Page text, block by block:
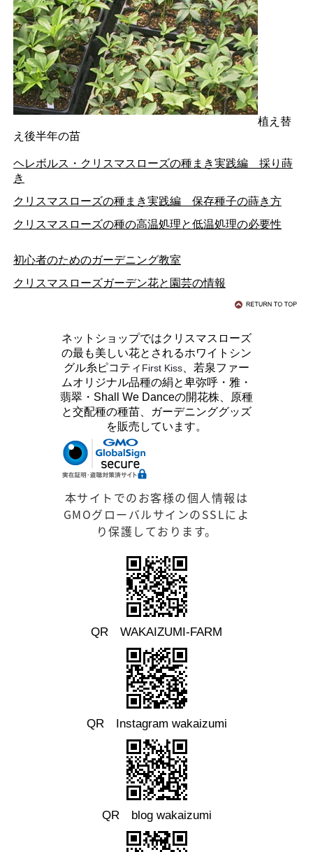
植え替
え後半年の苗
ヘレボルス・クリスマスローズの種まき実践編 採り蒔
き
クリスマスローズの種まき実践編 保存種子の蒔き方
クリスマスローズの種の高温処理と低温処理の必要性
初心者のためのガーデニング教室
クリスマスローズガーデン花と園芸の情報
ネットショップではクリスマスローズ
の最も美しい花とされるホワイトシン
グル糸ピコティ First Kiss 、若泉ファー
ムオリジナル品種の絹と卑弥呼・雅・
翡翠・Shall We Danceの開花株、原種
と交配種の種苗、ガーデニンググッズ
を販売しています。
本サイトでのお客様の個人情報は
GMOグローバルサインのSSLによ
り保護しております。
QR WAKAIZUMI-FARM
QR Instagram wakaizumi
QR blog wakaizumi